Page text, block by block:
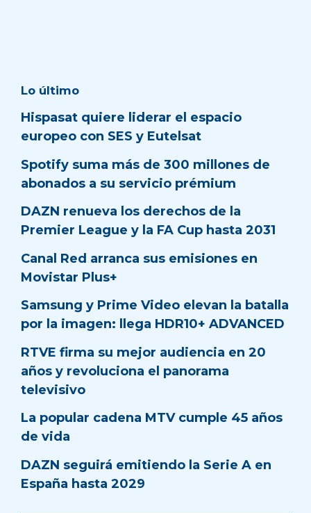
Lo último
Hispasat quiere liderar el espacio
europeo con SES y Eutelsat
Spotify suma más de 300 millones de
abonados a su servicio prémium
DAZN renueva los derechos de la
Premier League y la FA Cup hasta 2031
Canal Red arranca sus emisiones en
Movistar Plus+
Samsung y Prime Video elevan la batalla
por la imagen: llega HDR10+ ADVANCED
RTVE firma su mejor audiencia en 20
años y revoluciona el panorama
televisivo
La popular cadena MTV cumple 45 años
de vida
DAZN seguirá emitiendo la Serie A en
España hasta 2029